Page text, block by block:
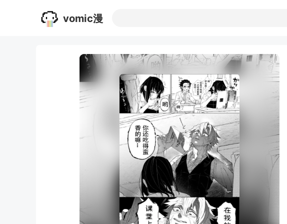
vomic漫